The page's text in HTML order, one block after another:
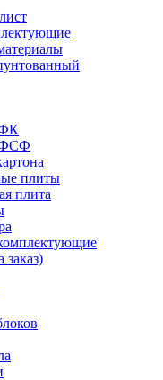
ФСФ
плиты
плита